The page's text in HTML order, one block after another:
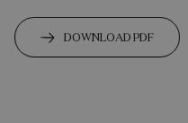
DOWNLOAD PDF